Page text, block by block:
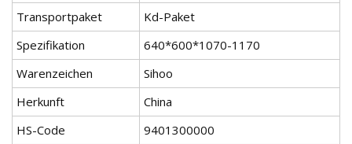
Transportpaket
Kd-Paket
Spezifikation
640*600*1070-1170
Warenzeichen
Sihoo
Herkunft
China
HS-Code
9401300000